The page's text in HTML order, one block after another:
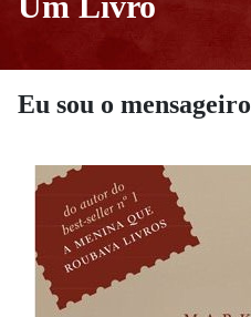
Eu sou o mensageiro